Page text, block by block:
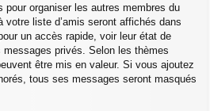
organiser les autres membres du
votre liste d’amis seront affichés dans
un accès rapide, voir leur état de
privés. Selon les thèmes
être mis en valeur. Si vous ajoutez
tous ses messages seront masqués